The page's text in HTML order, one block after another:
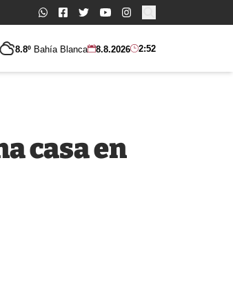
Buscar:
8.8º Bahía Blanca 8.8.2026 2:52
casa en